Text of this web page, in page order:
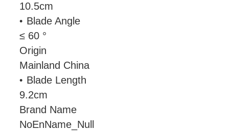
10.5cm
Blade Angle
≤ 60 °
Origin
Mainland China
Blade Length
9.2cm
Brand Name
NoEnName_Null